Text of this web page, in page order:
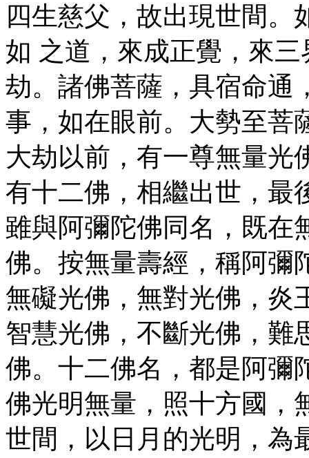
四生慈父，故出現世間。
如 之道，來成正覺，來
劫。諸佛菩薩，具宿命通
事，如在眼前。大勢至菩
大劫以前，有一尊無量光
有十二佛，相繼出世，最
雖與阿彌陀佛同名，既在
佛。按無量壽經，稱阿彌
無礙光佛，無對光佛，炎
智慧光佛，不斷光佛，難
佛。十二佛名，都是阿彌
佛光明無量，照十方國，
世間，以日月的光明，為